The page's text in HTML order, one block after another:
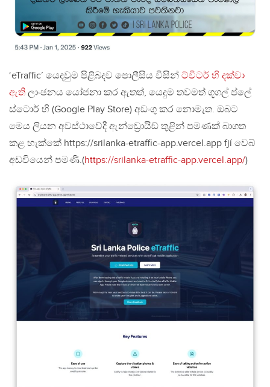
‘eTraffic’ යෙදවුම පිළිබදව පොලීසිය විසින් ට්විටර් හි දක්වා
ඇති ලාංඡනය යෝජනා කර ඇතත්, යෙදුම තවමත් ගූගල් ප්ලේ
ස්ටොර් හි (Google Play Store) අඩංගු කර නොමැත. ඔබට
මෙය ලියන අවස්ථාවේදී ඇන්ඩ්‍රොයිඞ් තුළින් පමණක් බාගත
කළ හැක්කේ https://srilanka-etraffic-app.vercel.app fjí වෙබ්
අඩවියෙන් පමණි.(https://srilanka-etraffic-app.vercel.app/)